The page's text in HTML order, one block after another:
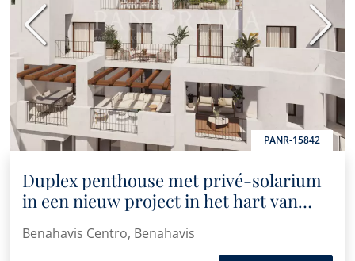
PANR-15842
Vorige
Duplex penthouse met privé-solarium
in een nieuw project in het hart van
Benahavís
Benahavis Centro, Benahavis